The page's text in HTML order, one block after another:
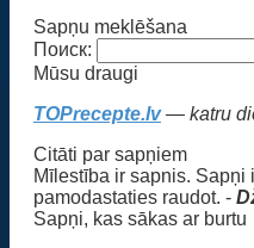
Sapņu meklēšana
Поиск:
Mūsu draugi
TOPrecepte.lv— katru
Citāti par sapņiem
Mīlestība ir sapnis. Sapņi
pamodastaties raudot. -
Sapņi, kas sākas ar burtu